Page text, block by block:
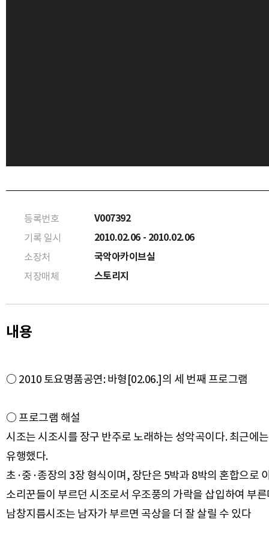
등록번호 V007392
기록 일시 2010.02.06 - 2010.02.06
소장처 국악아카이브실
저장매체 스토리지
내용
○ 2010 토요명품공연: 바형[02.06.]의 세 번째 프로그램
○ 프로그램 해설
시조는 시조시를 장구 반주로 노래하는 성악곡이다. 최근에
유행했다.
초·중·종장의 3장 형식이며, 장단은 5박과 8박의 혼합으로
소리꾼들이 부르던 시조로서 우조풍의 가락을 삽입하여 부